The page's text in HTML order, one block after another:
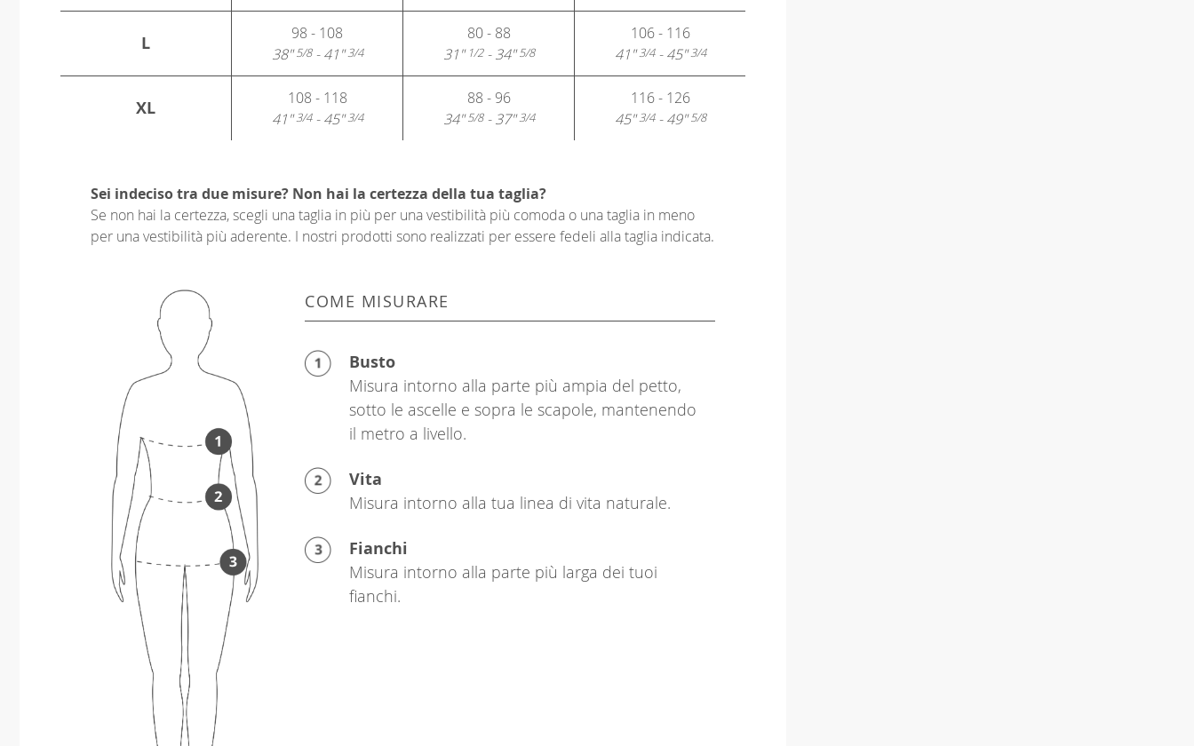
L
98 - 108
38"5/8- 41"3/4
80 - 88
31"1/2- 34"5/8
106 - 116
41"3/4- 45"3/4
XL
108 - 118
41"3/4- 45"3/4
88 - 96
34"5/8- 37"3/4
116 - 126
45"3/4- 49"5/8
Sei indeciso tra due misure? Non hai la certezza della tua taglia?
Se non hai la certezza, scegli una taglia in più per una vestibilità più comoda o una taglia in meno
per una vestibilità più aderente. I nostri prodotti sono realizzati per essere fedeli alla taglia indicata.
COME MISURARE
Busto
Misura intorno alla parte più ampia del petto,
sotto le ascelle e sopra le scapole, mantenendo
il metro a livello.
Vita
Misura intorno alla tua linea di vita naturale.
Fianchi
Misura intorno alla parte più larga dei tuoi
fianchi.